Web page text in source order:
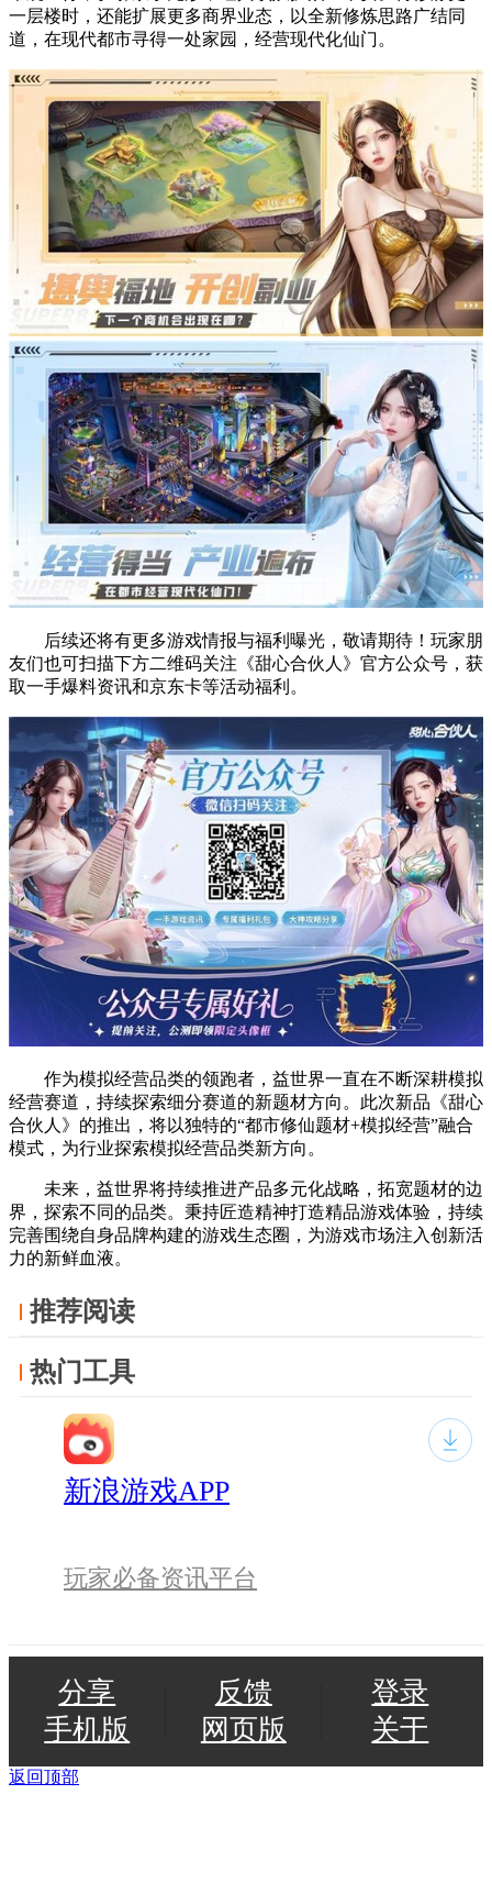
一层楼时，还能扩展更多商界业态，以全新修炼思路广结同
道，在现代都市寻得一处家园，经营现代化仙门。
后续还将有更多游戏情报与福利曝光，敬请期待！玩家朋
友们也可扫描下方二维码关注《甜心合伙人》官方公众号，获
取一手爆料资讯和京东卡等活动福利。
作为模拟经营品类的领跑者，益世界一直在不断深耕模拟
经营赛道，持续探索细分赛道的新题材方向。此次新品《甜心
合伙人》的推出，将以独特的“都市修仙题材+模拟经营”融合
模式，为行业探索模拟经营品类新方向。
未来，益世界将持续推进产品多元化战略，拓宽题材的边
界，探索不同的品类。秉持匠造精神打造精品游戏体验，持续
完善围绕自身品牌构建的游戏生态圈，为游戏市场注入创新活
力的新鲜血液。
推荐阅读
热门工具
新浪游戏APP
玩家必备资讯平台
分享
手机版
反馈
网页版
登录
关于
返回顶部